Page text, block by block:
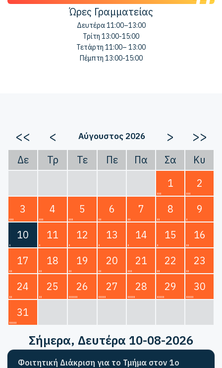
Ώρες Γραμματείας
Δευτέρα 11:00–13:00
Τρίτη 13:00-15:00
Τετάρτη 11:00– 13:00
Πέμπτη 13:00-15:00
<< < Αύγουστος 2026 > >>
Δε Τρ Τε Πε Πα Σα
Κυ
1
2
3
4 5 6 7 8
9
10
11 12 13 14 15
16
17
18 19 20 21 22
23
24
25 26 27 28 29
30
31
Σήμερα, Δευτέρα 10-08-2026
Φοιτητική Διάκριση για το Τμήμα στον 1ο